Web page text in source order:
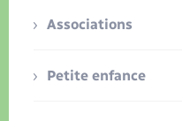
Associations
Petite enfance